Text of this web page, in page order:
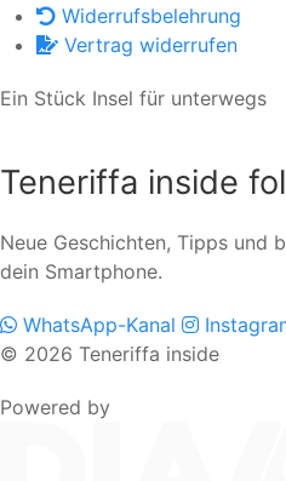
Widerrufsbelehrung
Vertrag widerrufen
Ein Stück Insel für unterwegs
Teneriffa inside
Neue Geschichten, Tipps und
dein Smartphone.
WhatsApp-Kanal
© 2026 Teneriffa inside
Powered by